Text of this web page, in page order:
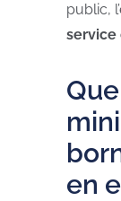
public,
service
en